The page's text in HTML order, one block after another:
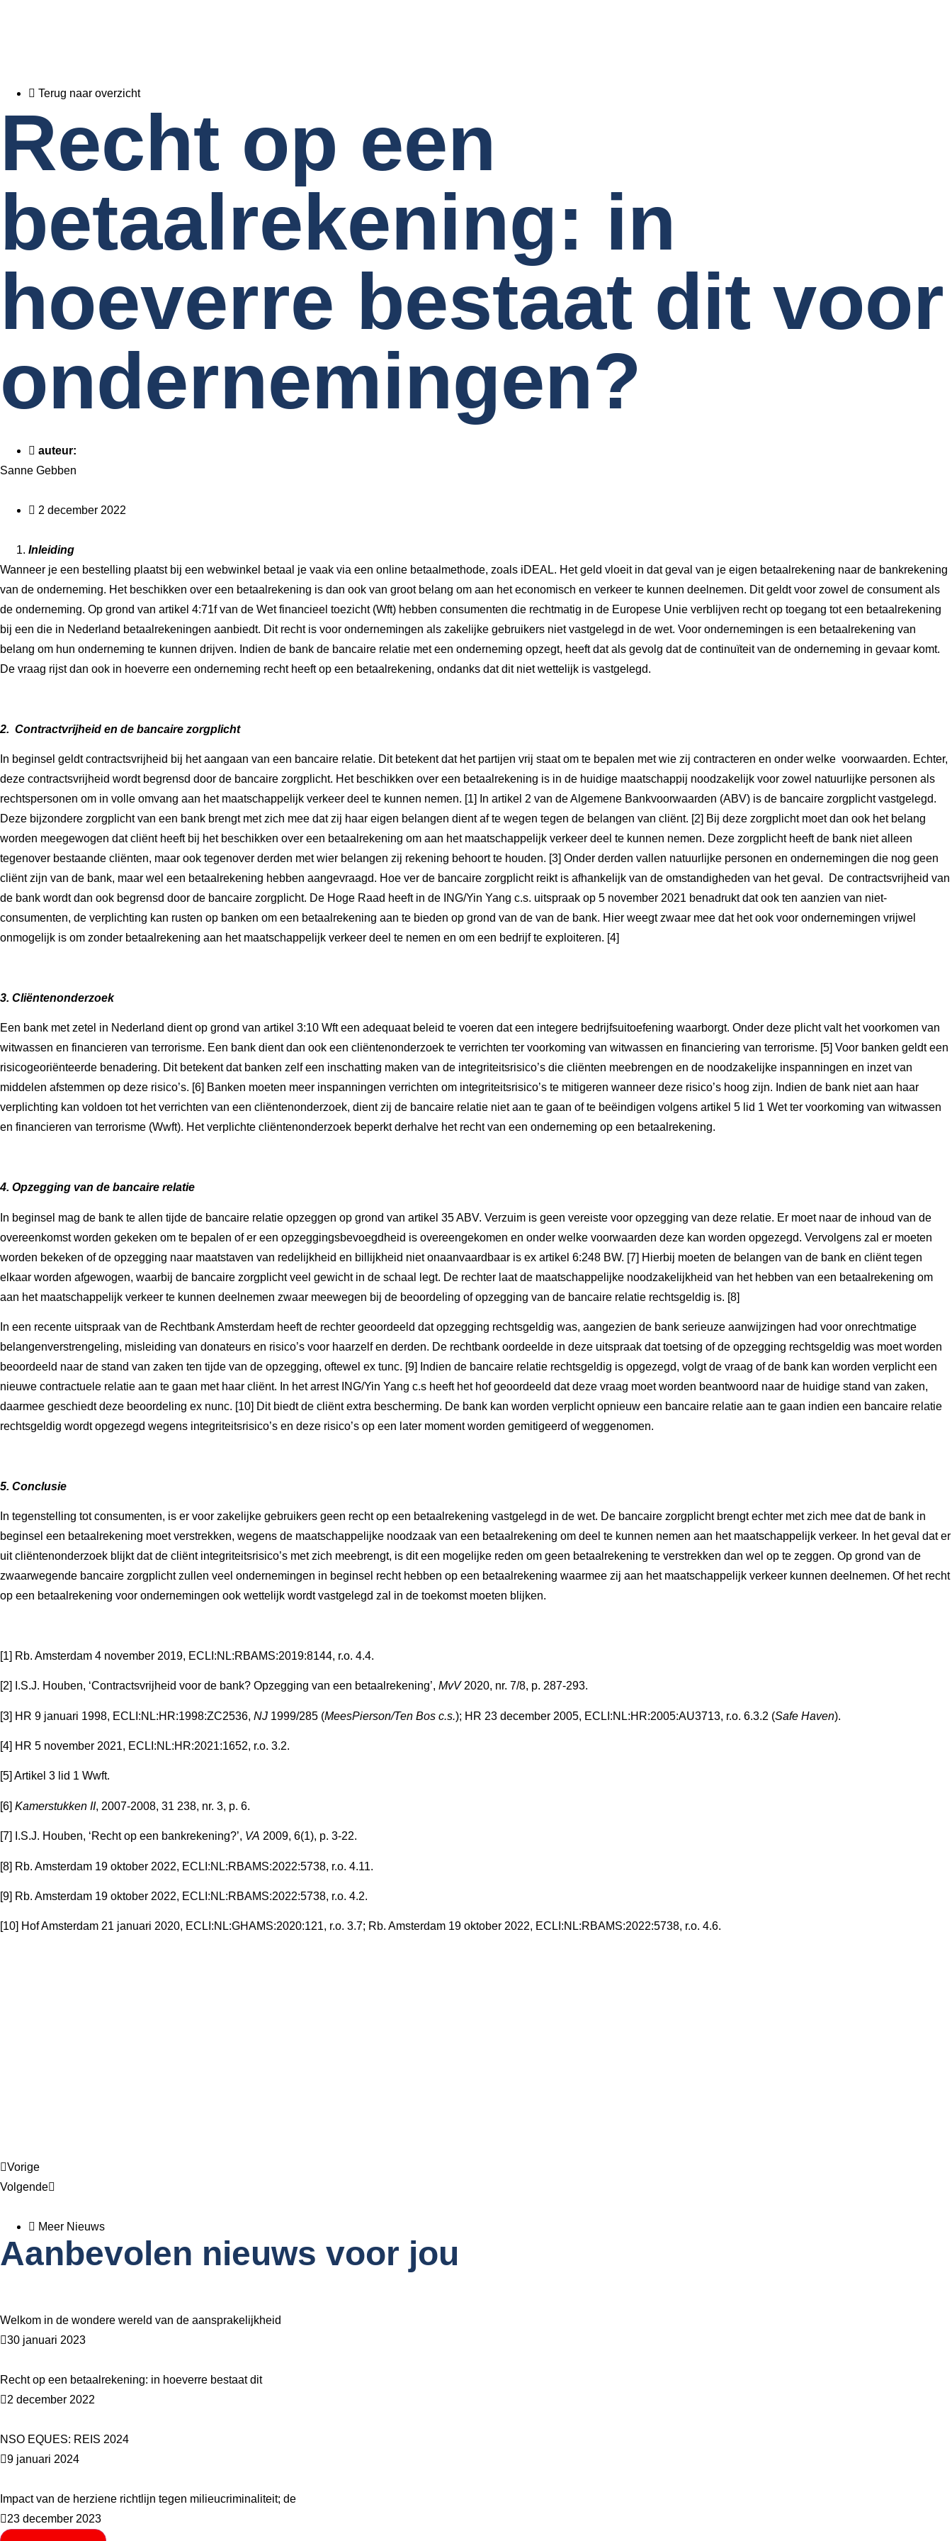
Terug naar overzicht
Recht op een
betaalrekening: in
hoeverre bestaat dit voor
ondernemingen?
auteur:
Sanne Gebben
2 december 2022
Inleiding
Wanneer je een bestelling plaatst bij een webwinkel betaal je vaak via een online betaalmethode, zoals iDEAL. Het geld vloeit in dat geval van je eigen betaalrekening naar de bankrekening
van de onderneming. Het beschikken over een betaalrekening is dan ook van groot belang om aan het economisch en verkeer te kunnen deelnemen. Dit geldt voor zowel de consument als
de onderneming. Op grond van artikel 4:71f van de Wet financieel toezicht (Wft) hebben consumenten die rechtmatig in de Europese Unie verblijven recht op toegang tot een betaalrekening
bij een die in Nederland betaalrekeningen aanbiedt. Dit recht is voor ondernemingen als zakelijke gebruikers niet vastgelegd in de wet. Voor ondernemingen is een betaalrekening van
belang om hun onderneming te kunnen drijven. Indien de bank de bancaire relatie met een onderneming opzegt, heeft dat als gevolg dat de continuïteit van de onderneming in gevaar komt.
De vraag rijst dan ook in hoeverre een onderneming recht heeft op een betaalrekening, ondanks dat dit niet wettelijk is vastgelegd.
2. Contractvrijheid en de bancaire zorgplicht
In beginsel geldt contractsvrijheid bij het aangaan van een bancaire relatie. Dit betekent dat het partijen vrij staat om te bepalen met wie zij contracteren en onder welke voorwaarden. Echter,
deze contractsvrijheid wordt begrensd door de bancaire zorgplicht. Het beschikken over een betaalrekening is in de huidige maatschappij noodzakelijk voor zowel natuurlijke personen als
rechtspersonen om in volle omvang aan het maatschappelijk verkeer deel te kunnen nemen. [1] In artikel 2 van de Algemene Bankvoorwaarden (ABV) is de bancaire zorgplicht vastgelegd.
Deze bijzondere zorgplicht van een bank brengt met zich mee dat zij haar eigen belangen dient af te wegen tegen de belangen van cliënt. [2] Bij deze zorgplicht moet dan ook het belang
worden meegewogen dat cliënt heeft bij het beschikken over een betaalrekening om aan het maatschappelijk verkeer deel te kunnen nemen. Deze zorgplicht heeft de bank niet alleen
tegenover bestaande cliënten, maar ook tegenover derden met wier belangen zij rekening behoort te houden. [3] Onder derden vallen natuurlijke personen en ondernemingen die nog geen
cliënt zijn van de bank, maar wel een betaalrekening hebben aangevraagd. Hoe ver de bancaire zorgplicht reikt is afhankelijk van de omstandigheden van het geval. De contractsvrijheid van
de bank wordt dan ook begrensd door de bancaire zorgplicht. De Hoge Raad heeft in de ING/Yin Yang c.s. uitspraak op 5 november 2021 benadrukt dat ook ten aanzien van niet-
consumenten, de verplichting kan rusten op banken om een betaalrekening aan te bieden op grond van de van de bank. Hier weegt zwaar mee dat het ook voor ondernemingen vrijwel
onmogelijk is om zonder betaalrekening aan het maatschappelijk verkeer deel te nemen en om een bedrijf te exploiteren. [4]
3. Cliëntenonderzoek
Een bank met zetel in Nederland dient op grond van artikel 3:10 Wft een adequaat beleid te voeren dat een integere bedrijfsuitoefening waarborgt. Onder deze plicht valt het voorkomen van
witwassen en financieren van terrorisme. Een bank dient dan ook een cliëntenonderzoek te verrichten ter voorkoming van witwassen en financiering van terrorisme. [5] Voor banken geldt een
risicogeoriënteerde benadering. Dit betekent dat banken zelf een inschatting maken van de integriteitsrisico’s die cliënten meebrengen en de noodzakelijke inspanningen en inzet van
middelen afstemmen op deze risico’s. [6] Banken moeten meer inspanningen verrichten om integriteitsrisico’s te mitigeren wanneer deze risico’s hoog zijn. Indien de bank niet aan haar
verplichting kan voldoen tot het verrichten van een cliëntenonderzoek, dient zij de bancaire relatie niet aan te gaan of te beëindigen volgens artikel 5 lid 1 Wet ter voorkoming van witwassen
en financieren van terrorisme (Wwft). Het verplichte cliëntenonderzoek beperkt derhalve het recht van een onderneming op een betaalrekening.
4. Opzegging van de bancaire relatie
In beginsel mag de bank te allen tijde de bancaire relatie opzeggen op grond van artikel 35 ABV. Verzuim is geen vereiste voor opzegging van deze relatie. Er moet naar de inhoud van de
overeenkomst worden gekeken om te bepalen of er een opzeggingsbevoegdheid is overeengekomen en onder welke voorwaarden deze kan worden opgezegd. Vervolgens zal er moeten
worden bekeken of de opzegging naar maatstaven van redelijkheid en billijkheid niet onaanvaardbaar is ex artikel 6:248 BW. [7] Hierbij moeten de belangen van de bank en cliënt tegen
elkaar worden afgewogen, waarbij de bancaire zorgplicht veel gewicht in de schaal legt. De rechter laat de maatschappelijke noodzakelijkheid van het hebben van een betaalrekening om
aan het maatschappelijk verkeer te kunnen deelnemen zwaar meewegen bij de beoordeling of opzegging van de bancaire relatie rechtsgeldig is. [8]
In een recente uitspraak van de Rechtbank Amsterdam heeft de rechter geoordeeld dat opzegging rechtsgeldig was, aangezien de bank serieuze aanwijzingen had voor onrechtmatige
belangenverstrengeling, misleiding van donateurs en risico’s voor haarzelf en derden. De rechtbank oordeelde in deze uitspraak dat toetsing of de opzegging rechtsgeldig was moet worden
beoordeeld naar de stand van zaken ten tijde van de opzegging, oftewel ex tunc. [9] Indien de bancaire relatie rechtsgeldig is opgezegd, volgt de vraag of de bank kan worden verplicht een
nieuwe contractuele relatie aan te gaan met haar cliënt. In het arrest ING/Yin Yang c.s heeft het hof geoordeeld dat deze vraag moet worden beantwoord naar de huidige stand van zaken,
daarmee geschiedt deze beoordeling ex nunc. [10] Dit biedt de cliënt extra bescherming. De bank kan worden verplicht opnieuw een bancaire relatie aan te gaan indien een bancaire relatie
rechtsgeldig wordt opgezegd wegens integriteitsrisico’s en deze risico’s op een later moment worden gemitigeerd of weggenomen.
5. Conclusie
In tegenstelling tot consumenten, is er voor zakelijke gebruikers geen recht op een betaalrekening vastgelegd in de wet. De bancaire zorgplicht brengt echter met zich mee dat de bank in
beginsel een betaalrekening moet verstrekken, wegens de maatschappelijke noodzaak van een betaalrekening om deel te kunnen nemen aan het maatschappelijk verkeer. In het geval dat er
uit cliëntenonderzoek blijkt dat de cliënt integriteitsrisico’s met zich meebrengt, is dit een mogelijke reden om geen betaalrekening te verstrekken dan wel op te zeggen. Op grond van de
zwaarwegende bancaire zorgplicht zullen veel ondernemingen in beginsel recht hebben op een betaalrekening waarmee zij aan het maatschappelijk verkeer kunnen deelnemen. Of het recht
op een betaalrekening voor ondernemingen ook wettelijk wordt vastgelegd zal in de toekomst moeten blijken.
[1] Rb. Amsterdam 4 november 2019, ECLI:NL:RBAMS:2019:8144, r.o. 4.4.
[2] I.S.J. Houben, ‘Contractsvrijheid voor de bank? Opzegging van een betaalrekening’, MvV 2020, nr. 7/8, p. 287-293.
[3] HR 9 januari 1998, ECLI:NL:HR:1998:ZC2536, NJ 1999/285 (MeesPierson/Ten Bos c.s.); HR 23 december 2005, ECLI:NL:HR:2005:AU3713, r.o. 6.3.2 (Safe Haven).
[4] HR 5 november 2021, ECLI:NL:HR:2021:1652, r.o. 3.2.
[5] Artikel 3 lid 1 Wwft.
[6] Kamerstukken II, 2007-2008, 31 238, nr. 3, p. 6.
[7] I.S.J. Houben, ‘Recht op een bankrekening?’, VA 2009, 6(1), p. 3-22.
[8] Rb. Amsterdam 19 oktober 2022, ECLI:NL:RBAMS:2022:5738, r.o. 4.11.
[9] Rb. Amsterdam 19 oktober 2022, ECLI:NL:RBAMS:2022:5738, r.o. 4.2.
[10] Hof Amsterdam 21 januari 2020, ECLI:NL:GHAMS:2020:121, r.o. 3.7; Rb. Amsterdam 19 oktober 2022, ECLI:NL:RBAMS:2022:5738, r.o. 4.6.
Vorige
Volgende
Meer Nieuws
Aanbevolen nieuws voor jou
Welkom in de wondere wereld van de aansprakelijkheid
30 januari 2023
Recht op een betaalrekening: in hoeverre bestaat dit
2 december 2022
NSO EQUES: REIS 2024
9 januari 2024
Impact van de herziene richtlijn tegen milieucriminaliteit; de
23 december 2023